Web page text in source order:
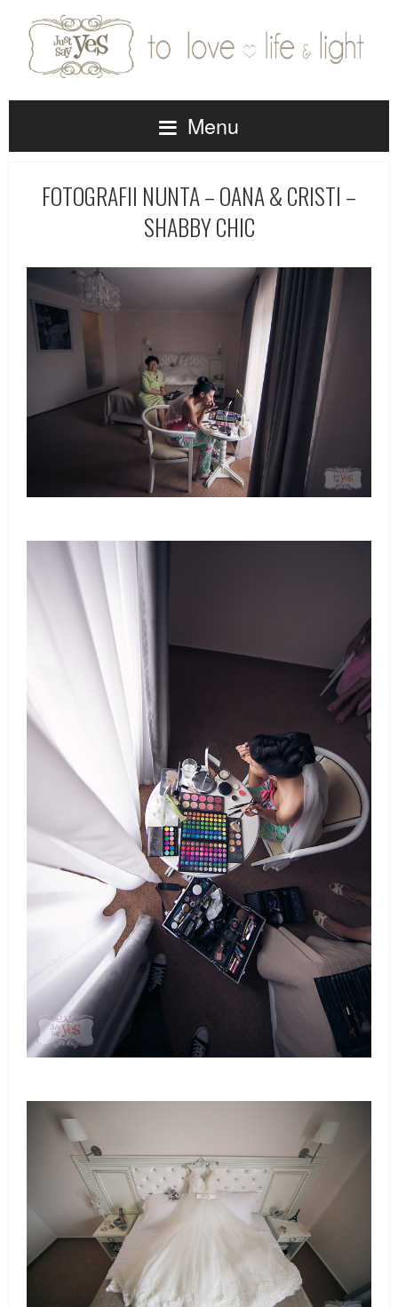
Menu
FOTOGRAFII NUNTA – OANA & CRISTI –
SHABBY CHIC